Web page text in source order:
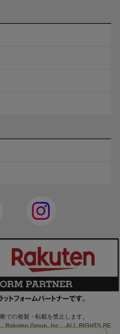
での複製・転載を禁止します。
Rakuten Group, Inc. ALL RIGHTS RE